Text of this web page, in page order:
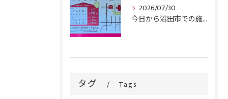
2026/07/30
今日から沼田市での施術がスタートです！
タグ Tags